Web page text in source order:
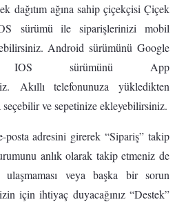
dağıtım ağına sahip çiçekçisi Çiçek
sürümü ile siparişlerinizi mobil
Android sürümünü Google
sürümünü App
Akıllı telefonunuza yükledikten
ve sepetinize ekleyebilirsiniz.
posta adresini girerek “Sipariş” takip
anlık olarak takip etmeniz de
ulaşmaması veya başka bir sorun
için ihtiyaç duyacağınız “Destek”